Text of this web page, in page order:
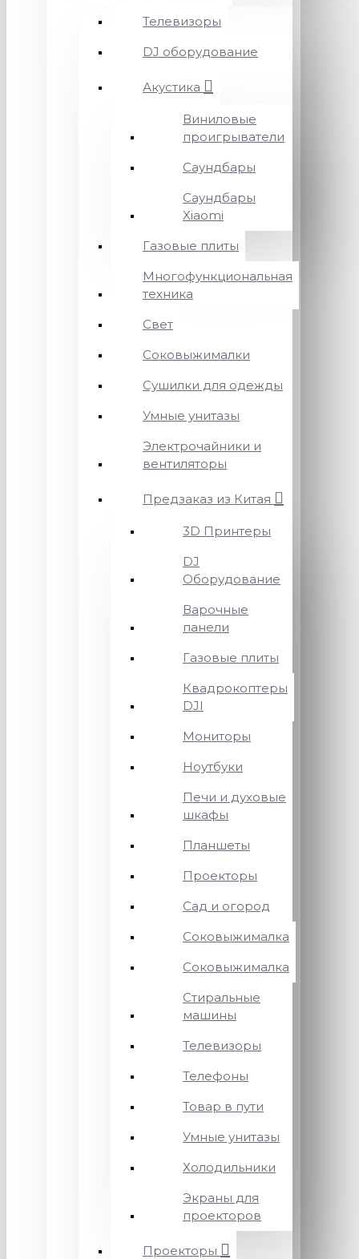
Телевизоры
DJ оборудование
Акустика
Виниловые
проигрыватели
Саундбары
Саундбары
Xiaomi
Газовые плиты
Многофункциональная
техника
Свет
Соковыжималки
Сушилки для одежды
Умные унитазы
Электрочайники и
вентиляторы
Предзаказ из Китая
3D Принтеры
DJ
Оборудование
Варочные
панели
Газовые плиты
Квадрокоптеры
DJI
Мониторы
Ноутбуки
Печи и духовые
шкафы
Планшеты
Проекторы
Сад и огород
Соковыжималка
Соковыжималка
Стиральные
машины
Телевизоры
Телефоны
Товар в пути
Умные унитазы
Холодильники
Экраны для
проекторов
Проекторы